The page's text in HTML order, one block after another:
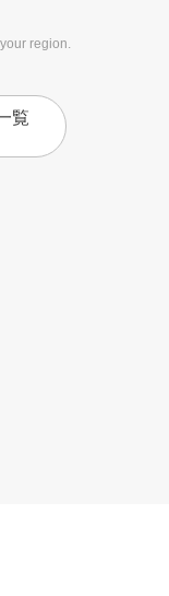
region.
覧